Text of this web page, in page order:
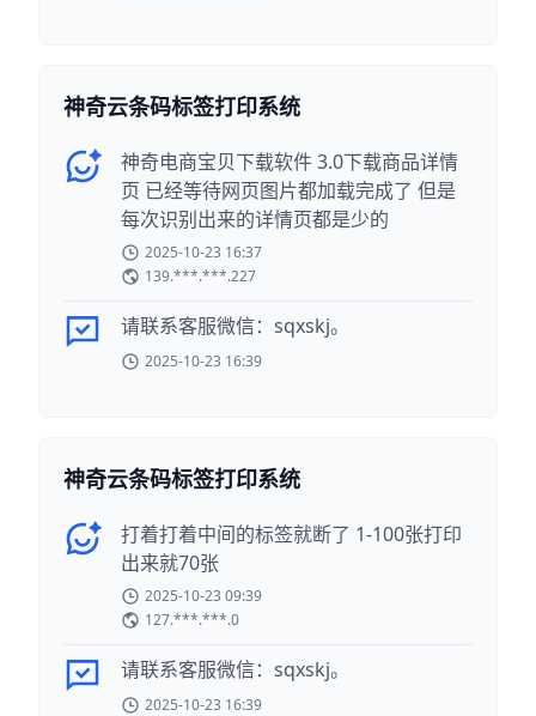
神奇云条码标签打印系统
神奇电商宝贝下载软件 3.0下载商品详情
页 已经等待网页图片都加载完成了 但是
每次识别出来的详情页都是少的
2025-10-23 16:37
139.***.***.227
请联系客服微信：sqxskj。
2025-10-23 16:39
神奇云条码标签打印系统
打着打着中间的标签就断了 1-100张打印
出来就70张
2025-10-23 09:39
127.***.***.0
请联系客服微信：sqxskj。
2025-10-23 16:39